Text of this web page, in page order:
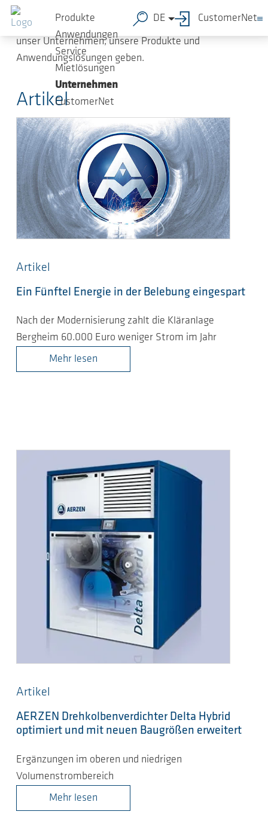
Zum Hauptinhalt springen
Produkte
Anwendungen
Service
Mietlösungen
Unternehmen
CustomerNet
DE CustomerNet
Mit der Kundenzeitung „AERZEN com.press“
möchten wir Ihnen umfassende Informationen über
unser Unternehmen, unsere Produkte und
Anwendungslösungen geben.
Artikel
Artikel
Ein Fünftel Energie in der Belebung eingespart
Nach der Modernisierung zahlt die Kläranlage
Bergheim 60.000 Euro weniger Strom im Jahr
Mehr lesen
Artikel
AERZEN Drehkolbenverdichter Delta Hybrid
optimiert und mit neuen Baugrößen erweitert
Ergänzungen im oberen und niedrigen
Volumenstrombereich
Mehr lesen